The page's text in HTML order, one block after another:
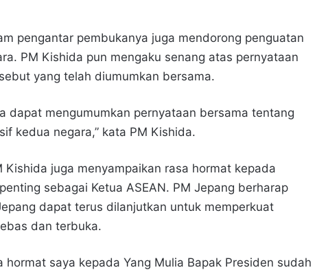
pengantar pembukanya juga mendorong penguatan
PM Kishida pun mengaku senang atas pernyataan
yang telah diumumkan bersama.
dapat mengumumkan pernyataan bersama tentang
kedua negara,” kata PM Kishida.
juga menyampaikan rasa hormat kepada
sebagai Ketua ASEAN. PM Jepang berharap
dapat terus dilanjutkan untuk memperkuat
dan terbuka.
hormat saya kepada Yang Mulia Bapak Presiden sudah